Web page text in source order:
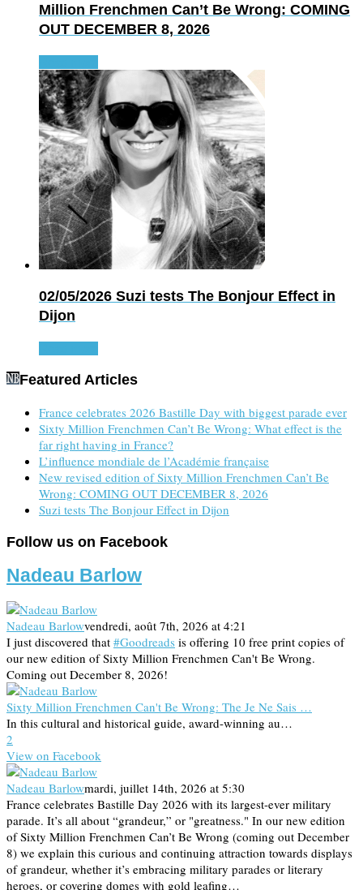
Million Frenchmen Can’t Be Wrong: COMING
OUT DECEMBER 8, 2026
02/05/2026 Suzi tests The Bonjour Effect in
Dijon
Featured Articles
France celebrates 2026 Bastille Day with biggest parade ever
Sixty Million Frenchmen Can’t Be Wrong: What effect is the
far right having in France?
L’influence mondiale de l’Académie française
New revised edition of Sixty Million Frenchmen Can’t Be
Wrong: COMING OUT DECEMBER 8, 2026
Suzi tests The Bonjour Effect in Dijon
Follow us on Facebook
Nadeau Barlow
Nadeau Barlowvendredi, août 7th, 2026 at 4:21
I just discovered that #Goodreads is offering 10 free print copies of
our new edition of Sixty Million Frenchmen Can't Be Wrong.
Coming out December 8, 2026!
Sixty Million Frenchmen Can't Be Wrong: The Je Ne Sais …
In this cultural and historical guide, award-winning au…
2
View on Facebook
Nadeau Barlowmardi, juillet 14th, 2026 at 5:30
France celebrates Bastille Day 2026 with its largest-ever military
parade. It’s all about “grandeur,” or "greatness." In our new edition
of Sixty Million Frenchmen Can’t Be Wrong (coming out December
8) we explain this curious and continuing attraction towards displays
of grandeur, whether it’s embracing military parades or literary
heroes, or covering domes with gold leafing…